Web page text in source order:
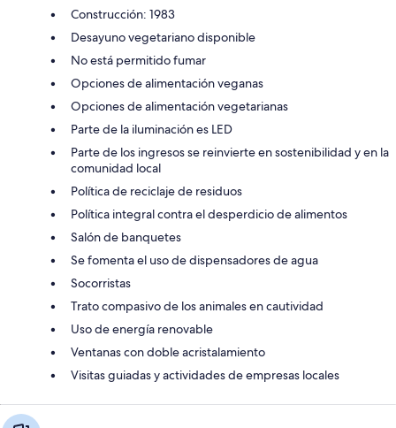
Construcción: 1983
Desayuno vegetariano disponible
No está permitido fumar
Opciones de alimentación veganas
Opciones de alimentación vegetarianas
Parte de la iluminación es LED
Parte de los ingresos se reinvierte en sostenibilidad y en la
comunidad local
Política de reciclaje de residuos
Política integral contra el desperdicio de alimentos
Salón de banquetes
Se fomenta el uso de dispensadores de agua
Socorristas
Trato compasivo de los animales en cautividad
Uso de energía renovable
Ventanas con doble acristalamiento
Visitas guiadas y actividades de empresas locales